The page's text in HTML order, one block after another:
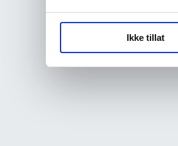
Ikke tillat